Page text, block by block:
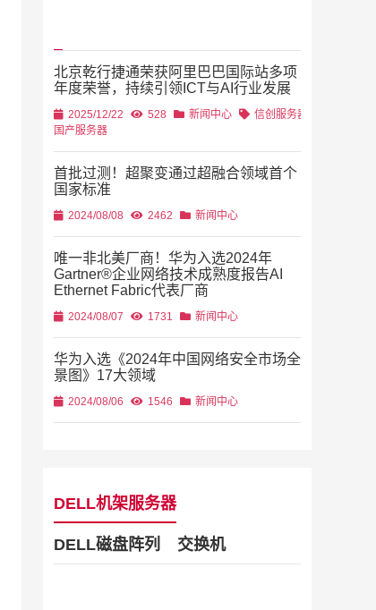
北京乾行捷通荣获阿里巴巴国际站多项
年度荣誉，持续引领ICT与AI行业发展
2025/12/22 528 新闻中心
信创服务器
国产服务器
首批过测！超聚变通过超融合领域首个
国家标准
2024/08/08 2462 新闻中心
唯一非北美厂商！华为入选2024年
Gartner®企业网络技术成熟度报告AI
Ethernet Fabric代表厂商
2024/08/07 1731 新闻中心
华为入选《2024年中国网络安全市场全
景图》17大领域
2024/08/06 1546 新闻中心
DELL机架服务器
DELL磁盘阵列 交换机